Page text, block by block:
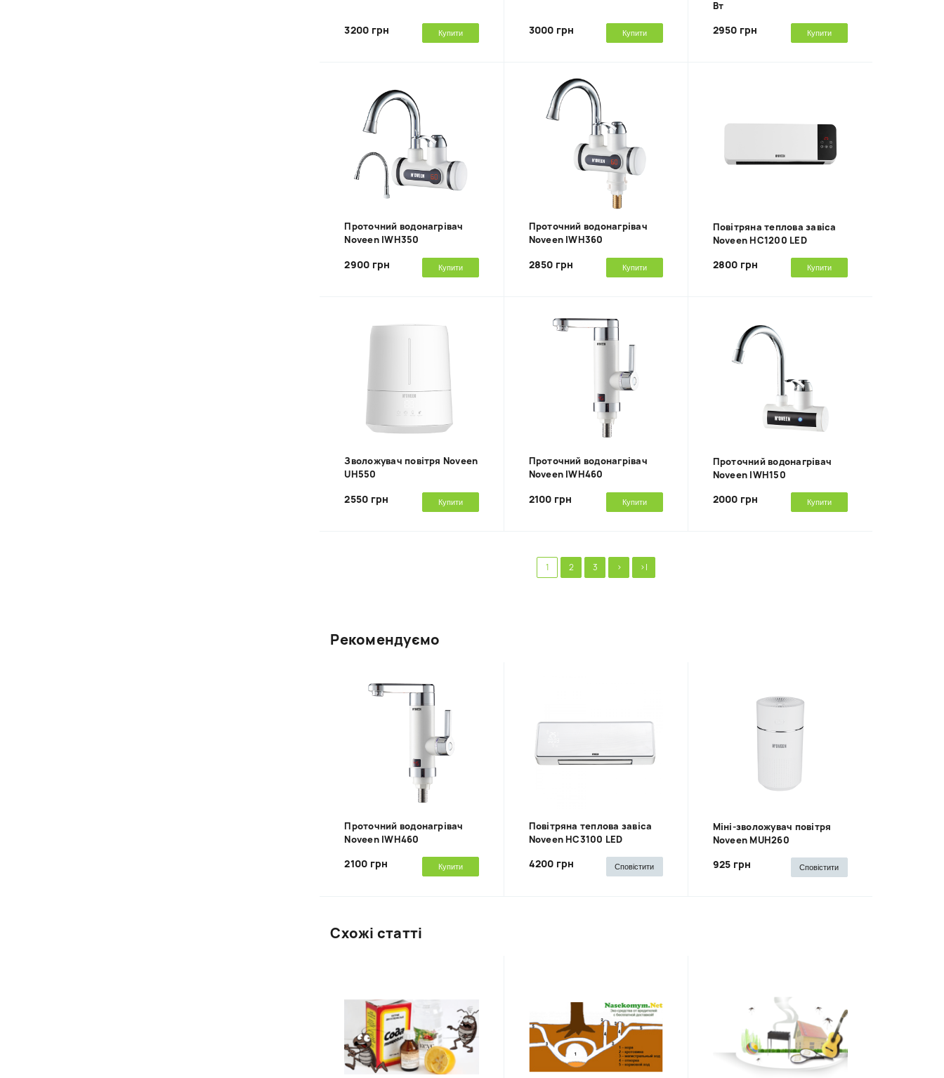
3200 грн Купити 3000 грн Купити
Вт
2950 грн Купити
Проточний водонагрівач
Noveen IWH350
2900 грн Купити
Проточний водонагрівач
Noveen IWH360
2850 грн Купити
Повітряна теплова завіса
Noveen HC1200 LED
2800 грн Купити
Зволожувач повітря Noveen
UH550
2550 грн Купити
Проточний водонагрівач
Noveen IWH460
2100 грн Купити
Проточний водонагрівач
Noveen IWH150
2000 грн Купити
1 2 3 > >|
Рекомендуємо
Проточний водонагрівач
Noveen IWH460
2100 грн Купити
Повітряна теплова завіса
Noveen HC3100 LED
4200 грн Сповістити
Міні-зволожувач повітря
Noveen MUH260
925 грн Сповістити
Схожі статті